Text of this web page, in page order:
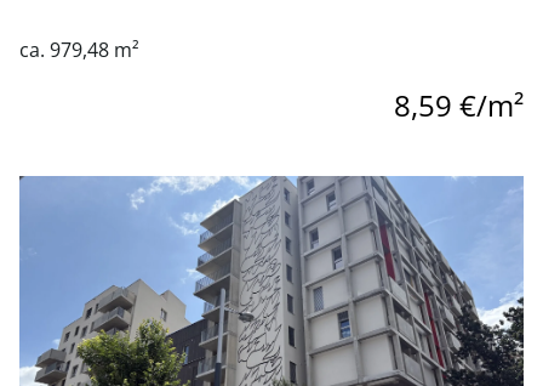
ca. 979,48 m²
8,59 €/m²
Link zur Seite Village im Dritten - Geschäftsflächen zu